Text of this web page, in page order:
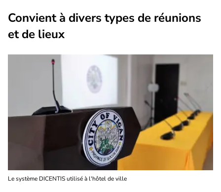
Convient à divers types de réunions
et de lieux
Le système DICENTIS utilisé à l'hôtel de ville